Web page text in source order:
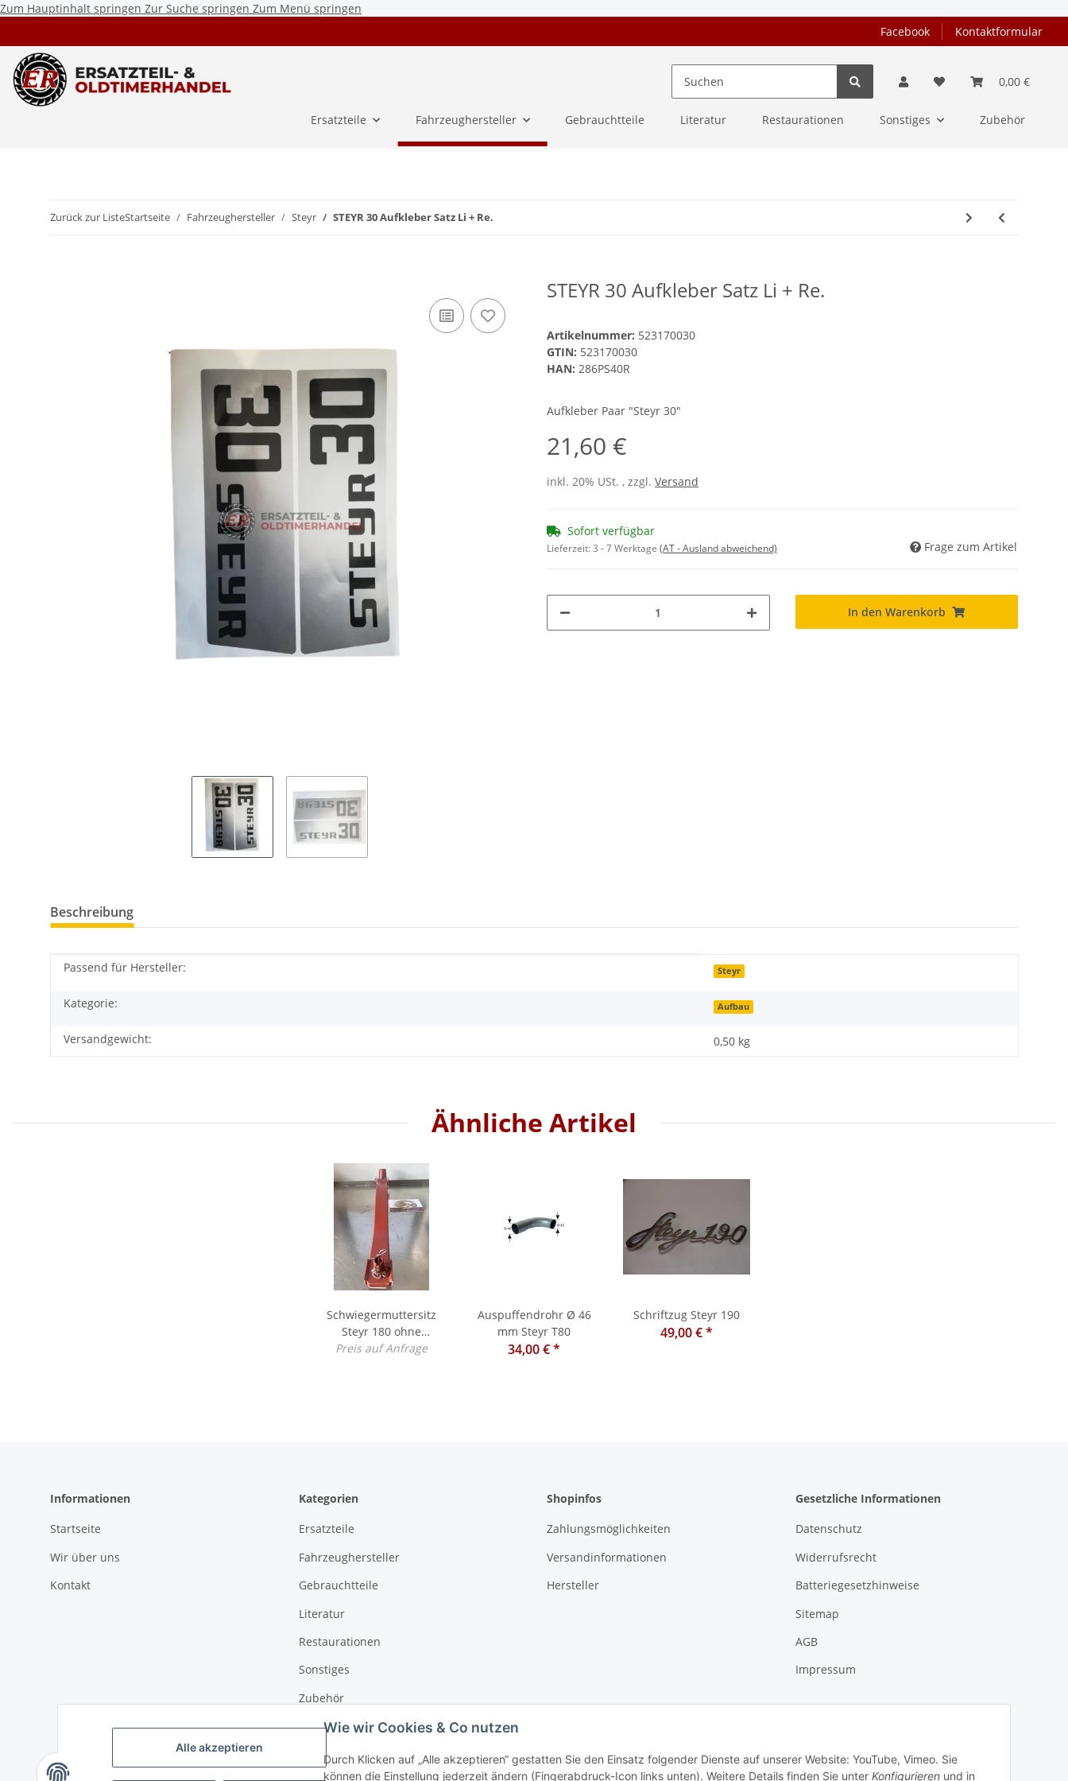
Zum Hauptinhalt springen Zur Suche springen Zum Menü springen
Alle akzeptieren
Wie wir Cookies & Co nutzen
Durch Klicken auf „Alle akzeptieren“ gestatten Sie den Einsatz folgender Dienste auf unserer Website: YouTube, Vimeo. Sie
können die Einstellung jederzeit ändern (Fingerabdruck-Icon links unten). Weitere Details finden Sie unter Konfigurieren und in
Facebook Kontaktformular
0,00 €
Ersatzteile Fahrzeughersteller Gebrauchtteile Literatur Restaurationen Sonstiges Zubehör
Zurück zur ListeStartseite Fahrzeughersteller Steyr STEYR 30 Aufkleber Satz Li + Re.
STEYR 30 Aufkleber Satz Li + Re.
Artikelnummer: 523170030
GTIN: 523170030
HAN: 286PS40R
Aufkleber Paar "Steyr 30"
21,60 €
inkl. 20% USt. , zzgl. Versand
Sofort verfügbar
Lieferzeit:3 - 7 Werktage (AT - Ausland abweichend) Frage zum Artikel
In den Warenkorb
Beschreibung
Produkteigenschaft
Wert
Passend für Hersteller: Steyr
Kategorie: Aufbau
Versandgewicht: 0,50 kg
Ähnliche Artikel
Schwiegermuttersitz
Steyr 180 ohne
Hydraulik
Preis auf Anfrage
Auspuffendrohr Ø 46
mm Steyr T80
34,00 €*
Schriftzug Steyr 190
49,00 €*
Informationen
Startseite
Wir über uns
Kontakt
Kategorien
Ersatzteile
Fahrzeughersteller
Gebrauchtteile
Literatur
Restaurationen
Sonstiges
Zubehör
Shopinfos
Zahlungsmöglichkeiten
Versandinformationen
Hersteller
Gesetzliche Informationen
Datenschutz
Widerrufsrecht
Batteriegesetzhinweise
Sitemap
AGB
Impressum